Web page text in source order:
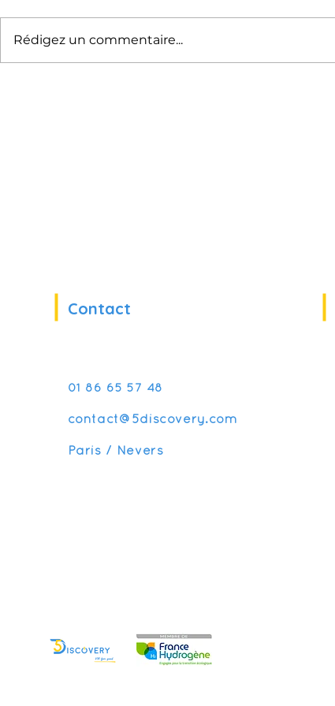
Rédigez un commentaire...
Contact
01 86 65 57 48
contact@5discovery.com
Paris / Nevers